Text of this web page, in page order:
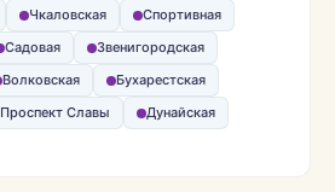
Чкаловская
Спортивная
Садовая
Звенигородская
Волковская
Бухарестская
Проспект Славы
Дунайская